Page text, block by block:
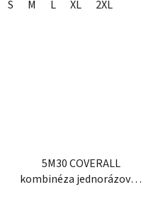
S M L XL 2XL
5M30 COVERALL
kombinéza jednorázová -